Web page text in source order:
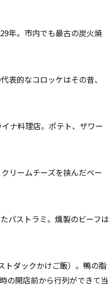
年。市内でも最古の炭火焼
表的なコロッケはその昔、
ナ料理店。ポテト、ザワー
リームチーズを挟んだベー
パストラミ。燻製のビーフは
トダックかけご飯）。鴨の脂
の開店前から行列ができて当